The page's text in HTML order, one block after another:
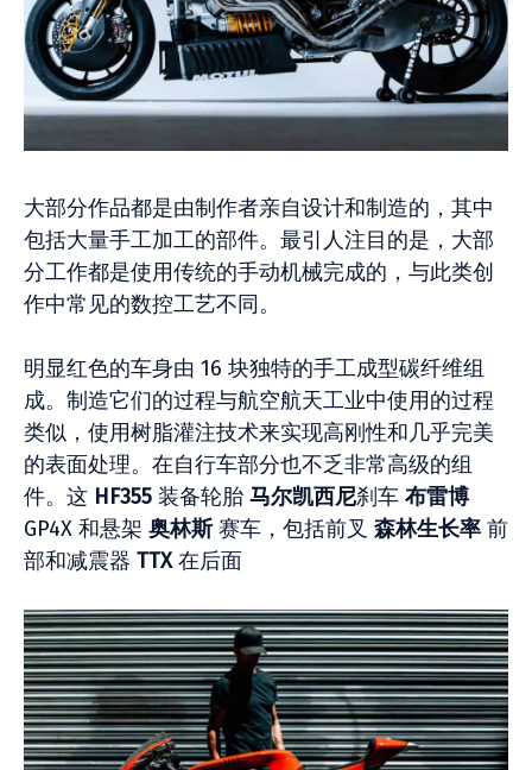
大部分作品都是由制作者亲自设计和制造的，其中
包括大量手工加工的部件。最引人注目的是，大部
分工作都是使用传统的手动机械完成的，与此类创
作中常见的数控工艺不同。
明显红色的车身由 16 块独特的手工成型碳纤维组
成。制造它们的过程与航空航天工业中使用的过程
类似，使用树脂灌注技术来实现高刚性和几乎完美
的表面处理。在自行车部分也不乏非常高级的组
件。这 HF355 装备轮胎 马尔凯西尼刹车 布雷博
GP4X 和悬架 奥林斯赛车，包括前叉 森林生长率 前
部和减震器 TTX在后面